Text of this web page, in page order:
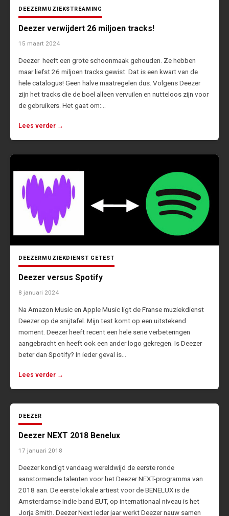
DEEZERMUZIEKSTREAMING
Deezer verwijdert 26 miljoen tracks!
15 maart 2024
Deezer heeft een grote schoonmaak gehouden. Ze hebben
maar liefst 26 miljoen tracks gewist. Dat is een kwart van de
hele catalogus! Geen halve maatregelen dus. Volgens Deezer
zijn het tracks die de boel alleen vervuilen en nutteloos zijn voor
de gebruikers. Het gaat om:…
Lees verder →
DEEZER MUZIEKDIENST GETEST
Deezer versus Spotify
8 januari 2024
Na Amazon Music en Apple Music ligt de Franse muziekdienst
Deezer op de snijtafel. Mijn test komt op een uitstekend
moment. Deezer heeft recent een hele serie verbeteringen
aangebracht en heeft ook een ander logo gekregen. Is Deezer
beter dan Spotify? In ieder geval is…
Lees verder →
DEEZER
Deezer NEXT 2018 Benelux
17 januari 2018
Deezer kondigt vandaag wereldwijd de eerste ronde
aanstormende talenten voor het Deezer NEXT-programma van
2018 aan. De eerste lokale artiest voor de BENELUX is de
Amsterdamse Indie band EUT, op internationaal niveau is het
Jorja Smith. Deezer Next Ieder jaar werkt Deezer nauw samen